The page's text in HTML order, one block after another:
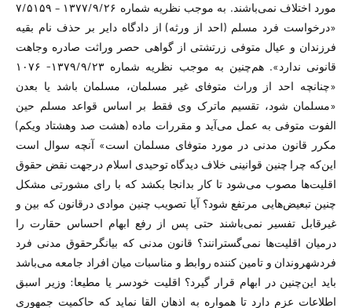
مورد اختلاف نمی‌باشند. به موجب نظریه شماره ۱۳۷۷/۹/۲۶ – ۷/۵۱۵۹
«درخواست فرد مسلم (احد از ورثه) از دادگاه دایر بر حذف نام بقیه
فرزندان و عیال متوفی زرتشتی از گواهی حصر وراثت صادره وجاهت
قانونی ندارد». هم‌چنین به موجب نظریه شماره ۱۳۷۹/۹/۲۳- ۱۰۷۶
«چنانچه احد از وراث متوفای غیر مسلمان، مسلمان باشد یا بعدن
«مسلمان شود، تقسیم ماترک وی فقط بر اساس قواعد مسلم حین
الفوت متوفی به عمل می‌آید و مقررات ماده (هشت صد وهشتاد ویکم)
مکرر قانون مدنی در مورد متوفای مسلمان است» آنچه سوال است
این‌که چرا چنین قوانینی خلاف دیدگاه توحیدی اسلام درجهت نقض حقوق
اقلیت‌ها مصوب می‌شود تا کار بدانجا بکشد که با رای مشورتی مشکل
چنین تبعیض‌هایی مرتفع شود؟ آیا تصویب چنین موادی درقانون که بین و
غیرقابل تفسیر نمی‌باشند حتی پس از رفع ابهام احساس حقارت را
درمیان اقلیت‌ها نمی‌گسترانند؟ قانون مدنی که بیانگرحقوق مدنی فرد
فردشهروندان و تامین کننده روابط و مناسبات میان افراد جامعه می‌باشد
باید این‌چنین در ابهام قرار گیرد؟ اقلیت خودسر یا مطیعا: وزیر اسبق
اطلاعات عزم دارد تا همواره به اذهان القا نماید که حاکمیت جمهوری